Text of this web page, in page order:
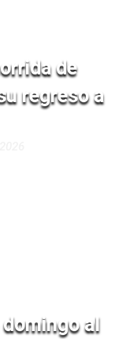
de
regreso a
al